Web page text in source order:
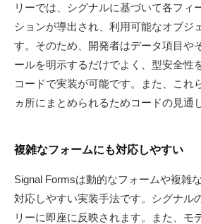
リーでは、シグナルに基づいて各フィ
ションが導出され、利用可能なオブジ
す。そのため、開発者はデータ項目や
ールを明示するだけでよく、型安全性
コードで実装が可能です。また、これ
ヵ所にまとめられるためコードの見通
複雑なフォームにも対応しやすい
Signal Formsは動的なフォームや複雑
対応しやすい実装手法です。シグナル
リーに即座に反映されます。また、モ